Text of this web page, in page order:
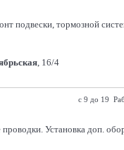
подвески, тормозной
, 16/4
с 9 до 19
Установка доп.